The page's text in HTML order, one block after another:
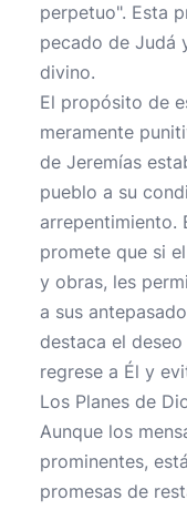
perpetuo". Esta
pecado de Judá
divino.
El propósito de
meramente
de Jeremías
pueblo a su
arrepentimiento.
promete que si
y obras, les
a sus
destaca el
regrese a Él y
Los Planes de
Aunque los
prominentes,
promesas de